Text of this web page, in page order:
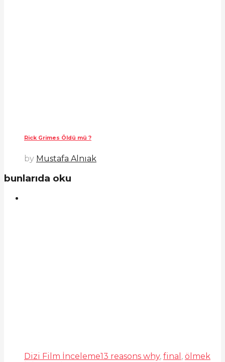
Rick Grimes Öldü mü ?
by Mustafa Alnıak
bunlarıda oku
Dizi Film İnceleme13 reasons why, final , ölmek